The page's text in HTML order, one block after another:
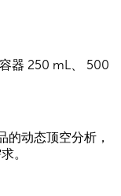
器 250 mL、 500
的动态顶空分析，
。